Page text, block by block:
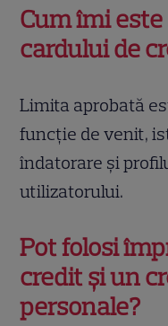
Cum îmi
cardului de
Limita aprobată
funcție de venit,
îndatorare și
utilizatorului.
Pot folosi
credit și un
personale?